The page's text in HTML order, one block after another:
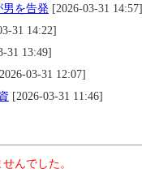
男を告発 [2026-03-31 14:57]
31 14:22]
31 13:49]
03-31 12:07]
[2026-03-31 11:46]
んでした。